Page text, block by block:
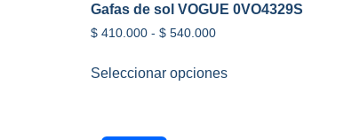
Gafas de sol VOGUE 0VO4329S
$ 410.000 - $ 540.000
Seleccionar opciones